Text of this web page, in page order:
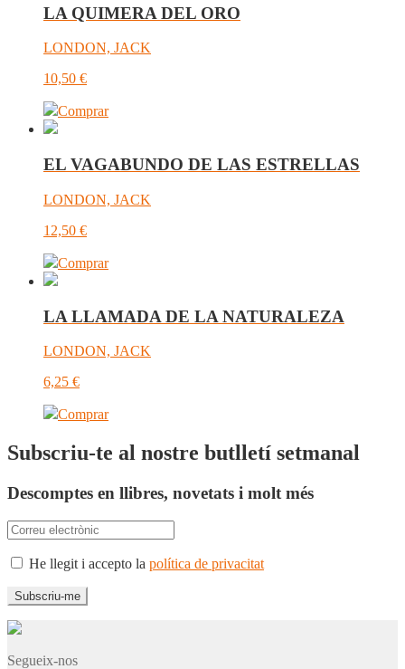
LA QUIMERA DEL ORO
LONDON, JACK
10,50 €
Comprar
EL VAGABUNDO DE LAS ESTRELLAS
LONDON, JACK
12,50 €
Comprar
LA LLAMADA DE LA NATURALEZA
LONDON, JACK
6,25 €
Comprar
Subscriu-te al nostre butlletí setmanal
Descomptes en llibres, novetats i molt més
He llegit i accepto la política de privacitat
Segueix-nos